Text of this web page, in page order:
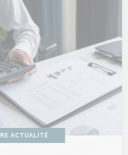
ACTUALITÉ